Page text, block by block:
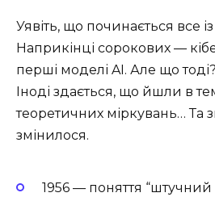
Уявіть, що починається все
Наприкінці сорокових —
перші моделі AI. Але що
Іноді здається, що йшли в
теоретичних міркувань… Та
змінилося.
1956 — поняття “штучний